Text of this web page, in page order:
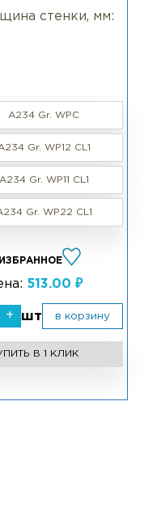
стенки, мм:
A234 Gr. WPC
Gr. WP12 CL1
A234 Gr. WP11 CL1
Gr. WP22 CL1
513.00 ₽
+ шт в корзину
В 1 КЛИК